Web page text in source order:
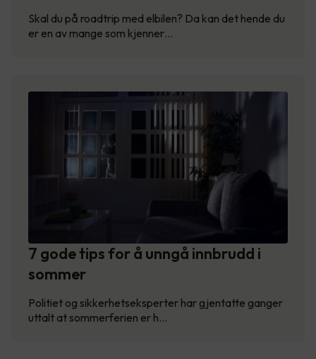
Skal du på roadtrip med elbilen? Da kan det hende du
er en av mange som kjenner…
7 gode tips for å unngå innbrudd i
sommer
Politiet og sikkerhetseksperter har gjentatte ganger
uttalt at sommerferien er h…